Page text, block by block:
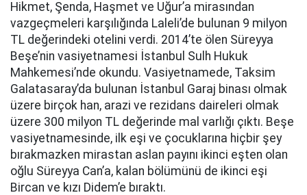
Hikmet, Şenda, Haşmet ve Uğur’a mirasından
vazgeçmeleri karşılığında Laleli’de bulunan 9 milyon
TL değerindeki otelini verdi. 2014’te ölen Süreyya
Beşe’nin vasiyetnamesi İstanbul Sulh Hukuk
Mahkemesi’nde okundu. Vasiyetnamede, Taksim
Galatasaray’da bulunan İstanbul Garaj binası olmak
üzere birçok han, arazi ve rezidans daireleri olmak
üzere 300 milyon TL değerinde mal varlığı çıktı. Beşe
vasiyetnamesinde, ilk eşi ve çocuklarına hiçbir şey
bırakmazken mirastan aslan payını ikinci eşten olan
oğlu Süreyya Can’a, kalan bölümünü de ikinci eşi
Bircan ve kızı Didem’e bıraktı.